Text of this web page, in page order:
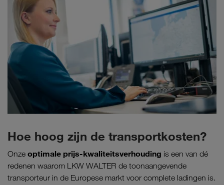
Hoe hoog zijn de transportkosten?
Onze optimale prijs-kwaliteitsverhouding is een van dé
redenen waarom LKW WALTER de toonaangevende
transporteur in de Europese markt voor complete ladingen is.